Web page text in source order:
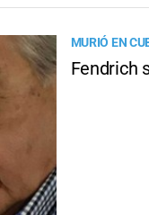
MURIÓ EN
Fendrich